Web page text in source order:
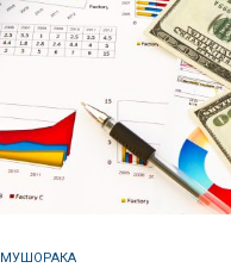
МУШОРАКА